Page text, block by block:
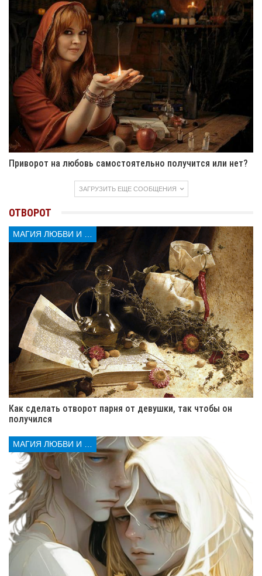
Читайте также
15 потрясающих положительных качеств Рака
Три знака Зодиака, которые обладают
уникальным умом и интеллектом
Три знака Зодиака, которые часто становятся
неудачниками
Умеют ли Раки обольщать любимых
5 знаков зодиака, которые всегда выигрывают в
спорах
Приворот на любовь самостоятельно получится или нет?
ЗАГРУЗИТЬ ЕЩЕ СООБЩЕНИЯ
ОТВОРОТ
Как сделать отворот парня от девушки, так чтобы он
получился
МАГИЯ ЛЮБВИ И КОЛДОВСТВА